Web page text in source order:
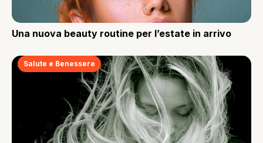
Una nuova beauty routine per l’estate in arrivo
Salute e Benessere